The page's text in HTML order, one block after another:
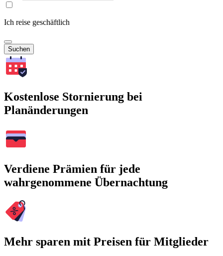
Ich reise geschäftlich
Suchen
Kostenlose Stornierung bei
Planänderungen
Verdiene Prämien für jede
wahrgenommene Übernachtung
Mehr sparen mit Preisen für Mitglieder